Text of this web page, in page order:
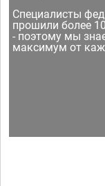
Специалисты
прошили более
- поэтому мы
максимум от